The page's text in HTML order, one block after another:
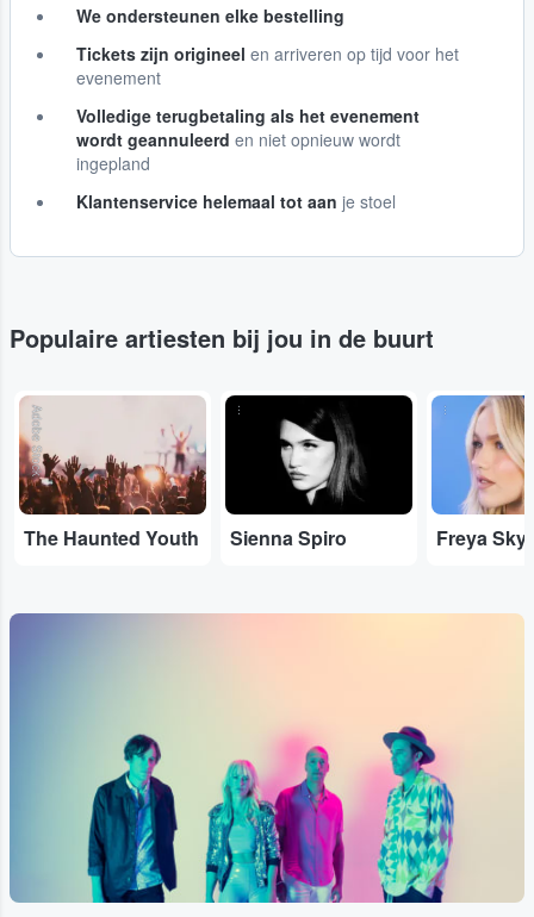
We ondersteunen elke bestelling
Tickets zijn origineel en arriveren op tijd voor het
evenement
Volledige terugbetaling als het evenement
wordt geannuleerd en niet opnieuw wordt
ingepland
Klantenservice helemaal tot aan je stoel
Populaire artiesten bij jou in de buurt
Adobe Stock
The Haunted Youth
...
Sienna Spiro
...
Freya